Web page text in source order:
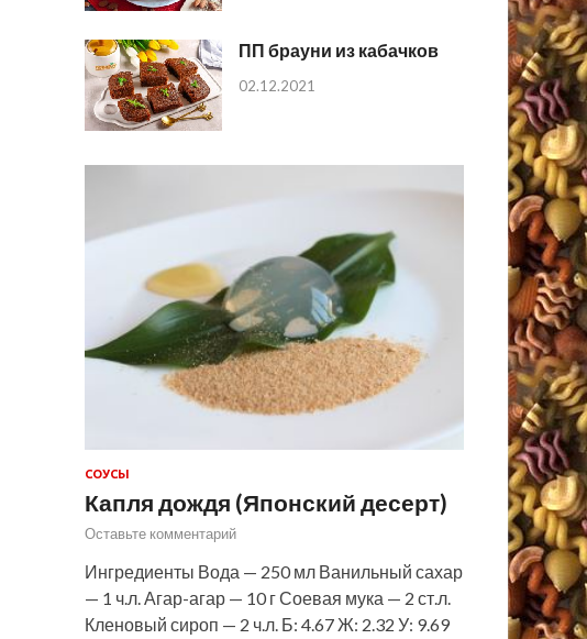
ПП брауни из кабачков
02.12.2021
СОУСЫ
Капля дождя (Японский десерт)
Оставьте комментарий
Ингредиенты Вода — 250 мл Ванильный сахар
— 1 ч.л. Агар-агар — 10 г Соевая мука — 2 ст.л.
Кленовый сироп — 2 ч.л. Б: 4.67 Ж: 2.32 У: 9.69